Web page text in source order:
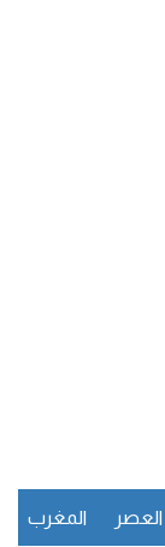
العصر المغرب